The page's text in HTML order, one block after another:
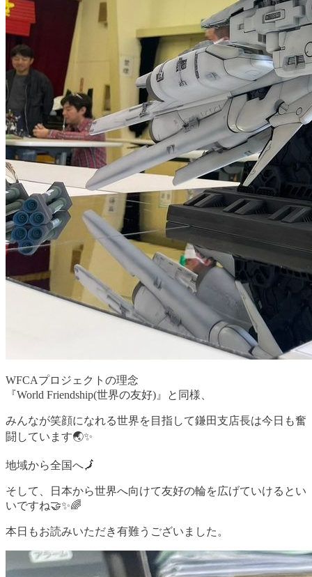
WFCAプロジェクトの理念
『World Friendship(世界の友好)』と同様、
みんなが笑顔になれる世界を目指して鎌田支店長は今日も奮
闘しています🌏✨
地域から全国へ🗾
そして、日本から世界へ向けて友好の輪を広げていけるとい
いですね🤝✨🌈
本日もお読みいただき有難うございました。